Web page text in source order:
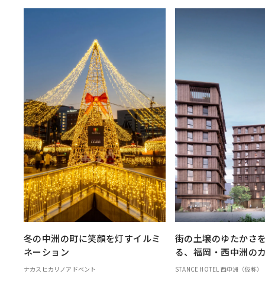
冬の中洲の町に笑顔を灯すイルミ
ネーション
ナカスヒカリノアドベント
街の土壌のゆたかさ
る、福岡・西中洲の
テル
STANCE HOTEL 西中洲（仮称）